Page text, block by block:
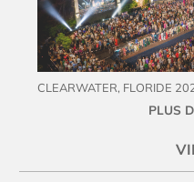
CLEARWATER, FLORIDE
PLUS